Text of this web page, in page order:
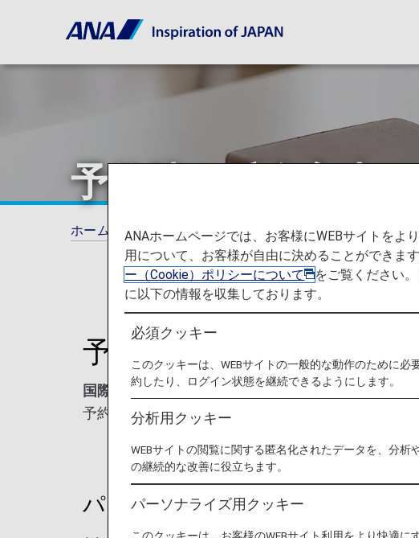
予約時の氏名入力
ホーム 旅の計画とご予約 ANAのドイツウェブサイ
予約時の氏名入力につい
国際線ご利用時は、渡航書類（例 パスポート）名
予約時の氏名入力はパスポート名と完全一致させて
パスポート表記と入力例
ANAホームページでは、お客様にWEBサイトを
用について、お客様が自由に決めることができま
ー（Cookie）ポリシーについて
をご覧ください
に以下の情報を収集しております。
必須クッキー
このクッキーは、WEBサイトの一般的な動作のために
約したり、ログイン状態を継続できるようにします。
分析用クッキー
WEBサイトの閲覧に関する匿名化されたデータを、分析
の継続的な改善に役立ちます。
パーソナライズ用クッキー
このクッキーは、お客様のWEBサイト利用をより快適